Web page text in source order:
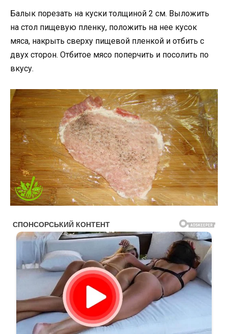
Балык порезать на куски толщиной 2 см. Выложить
на стол пищевую пленку, положить на нее кусок
мяса, накрыть сверху пищевой пленкой и отбить с
двух сторон. Отбитое мясо поперчить и посолить по
вкусу.